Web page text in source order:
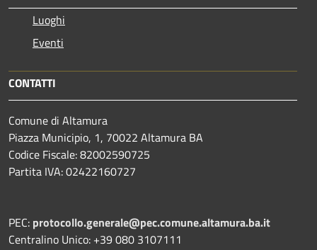
Luoghi
Eventi
CONTATTI
Comune di Altamura
Piazza Municipio, 1, 70022 Altamura BA
Codice Fiscale: 82002590725
Partita IVA: 02422160727
PEC: protocollo.generale@pec.comune.altamura.ba.it
Centralino Unico: +39 080 3107111